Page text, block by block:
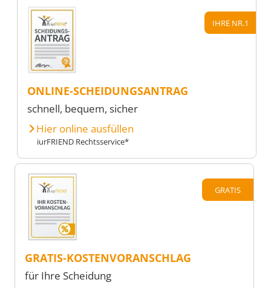
IHRE NR.1
ONLINE-SCHEIDUNGSANTRAG
schnell, bequem, sicher
Hier online ausfüllen
iurFRIEND Rechtsservice*
GRATIS
GRATIS-KOSTENVORANSCHLAG
für Ihre Scheidung